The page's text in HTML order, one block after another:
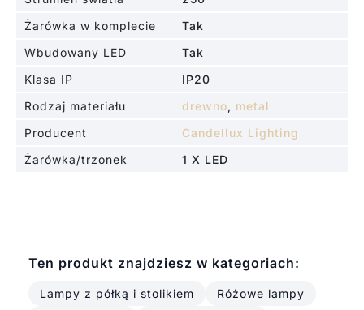
Żarówka w komplecie
Tak
Wbudowany LED
Tak
Klasa IP
IP20
Rodzaj materiału
drewno, metal
Producent
Candellux Lighting
Żarówka/trzonek
1 X LED
Ten produkt znajdziesz w kategoriach:
Lampy z półką i stolikiem
Różowe lampy